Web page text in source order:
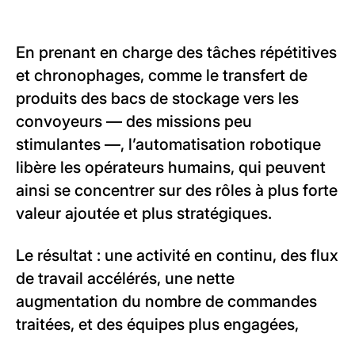
En prenant en charge des tâches répétitives
et chronophages, comme le transfert de
produits des bacs de stockage vers les
convoyeurs — des missions peu
stimulantes —, l’automatisation robotique
libère les opérateurs humains, qui peuvent
ainsi se concentrer sur des rôles à plus forte
valeur ajoutée et plus stratégiques.
Le résultat : une activité en continu, des flux
de travail accélérés, une nette
augmentation du nombre de commandes
traitées, et des équipes plus engagées,